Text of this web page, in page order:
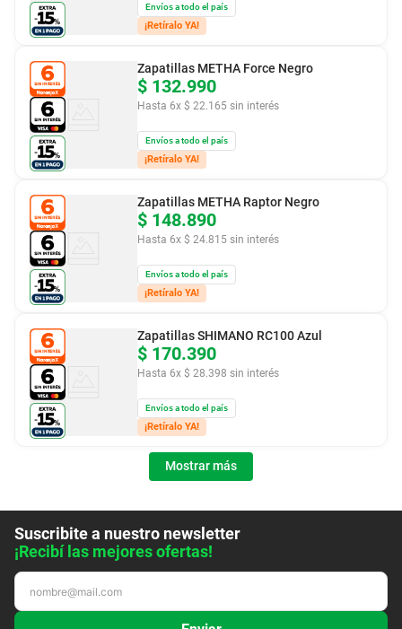
Envíos a todo el país
¡Retíralo YA!
$ 132.990
Hasta 6x $ 22.165 sin interés
Zapatillas METHA Force Negro
Envíos a todo el país
¡Retíralo YA!
$ 148.890
Hasta 6x $ 24.815 sin interés
Zapatillas METHA Raptor Negro
Envíos a todo el país
¡Retíralo YA!
$ 170.390
Hasta 6x $ 28.398 sin interés
Zapatillas SHIMANO RC100 Azul
Envíos a todo el país
¡Retíralo YA!
Mostrar más
Suscribite a nuestro newsletter
¡Recibí las mejores ofertas!